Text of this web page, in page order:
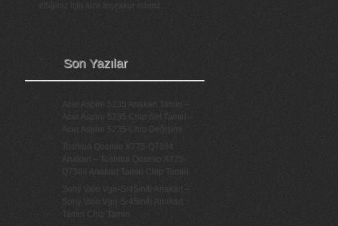
ettiğiniz için size teşekkür ederiz...
Son Yazılar
Acer Aspire 5235 Anakart Tamiri –
Acer Aspire 5235 Chip Set Tamiri –
Acer Aspire 5235 Chip Değişimi
Toshiba Qosmio X775-Q7384
Anakart – Toshiba Qosmio X775-
Q7384 Anakart Tamiri Chip Tamiri
Sony Vaio Vgn-Sr45m/b Anakart –
Sony Vaio Vgn-Sr45m/b Anakart
Tamiri Chip Tamiri